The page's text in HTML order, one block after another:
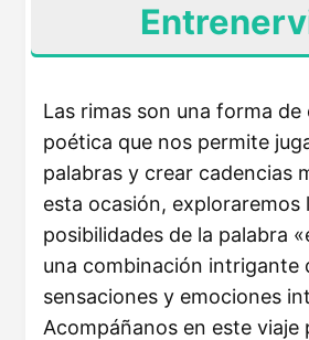
Las rimas son una forma de
poética que nos permite
palabras y crear cadencias
esta ocasión, exploraremos
posibilidades de la palabra
una combinación intrigante
sensaciones y emociones
Acompáñanos en este viaje